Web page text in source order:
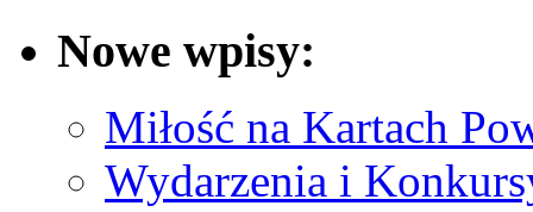
Nowe wpisy:
Miłość na Kartach
Wydarzenia i